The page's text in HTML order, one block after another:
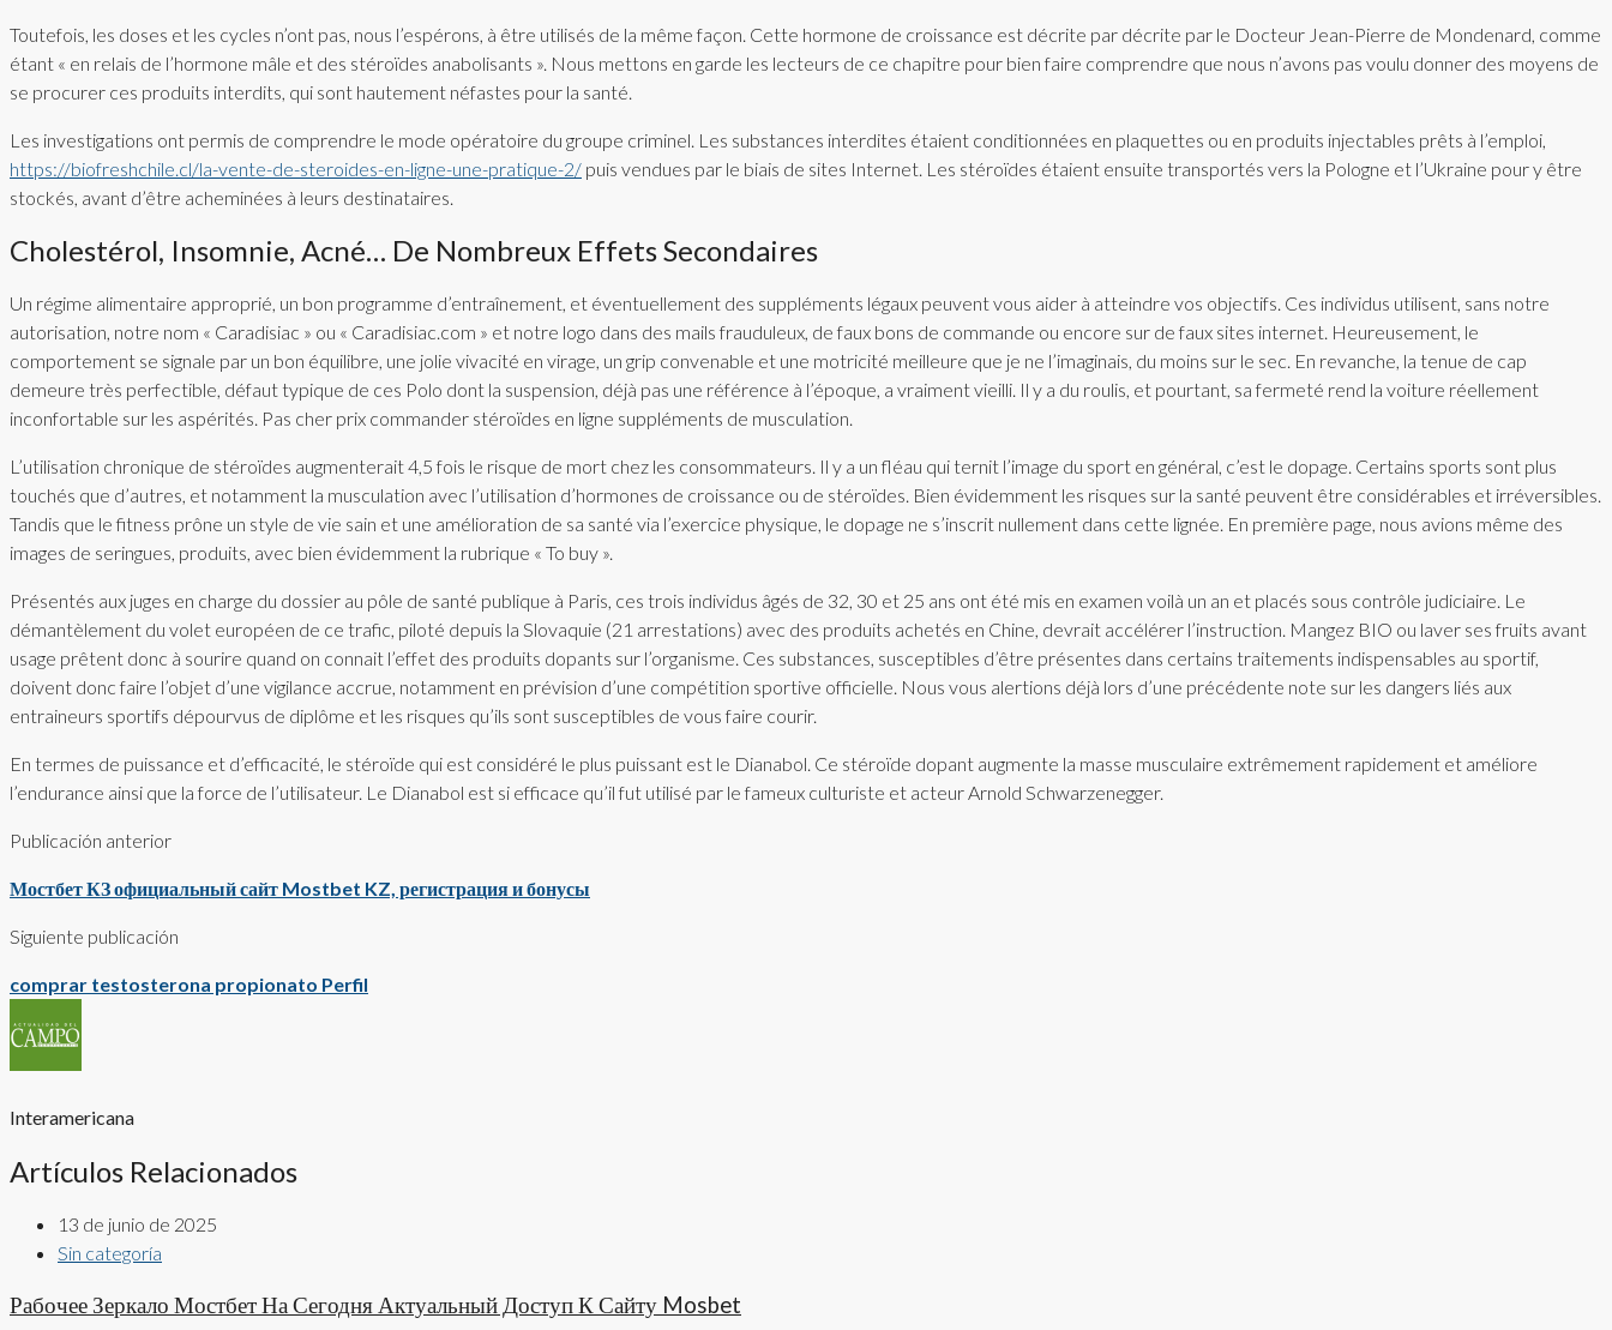
Toutefois, les doses et les cycles n’ont pas, nous l’espérons, à être utilisés de la même façon. Cette hormone de croissance est décrite par décrite par le Docteur Jean-Pierre de Mondenard, comme
étant « en relais de l’hormone mâle et des stéroïdes anabolisants ». Nous mettons en garde les lecteurs de ce chapitre pour bien faire comprendre que nous n’avons pas voulu donner des moyens de
se procurer ces produits interdits, qui sont hautement néfastes pour la santé.
Les investigations ont permis de comprendre le mode opératoire du groupe criminel. Les substances interdites étaient conditionnées en plaquettes ou en produits injectables prêts à l’emploi,
https://biofreshchile.cl/la-vente-de-steroides-en-ligne-une-pratique-2/ puis vendues par le biais de sites Internet. Les stéroïdes étaient ensuite transportés vers la Pologne et l’Ukraine pour y être
stockés, avant d’être acheminées à leurs destinataires.
Cholestérol, Insomnie, Acné… De Nombreux Effets Secondaires
Un régime alimentaire approprié, un bon programme d’entraînement, et éventuellement des suppléments légaux peuvent vous aider à atteindre vos objectifs. Ces individus utilisent, sans notre
autorisation, notre nom « Caradisiac » ou « Caradisiac.com » et notre logo dans des mails frauduleux, de faux bons de commande ou encore sur de faux sites internet. Heureusement, le
comportement se signale par un bon équilibre, une jolie vivacité en virage, un grip convenable et une motricité meilleure que je ne l’imaginais, du moins sur le sec. En revanche, la tenue de cap
demeure très perfectible, défaut typique de ces Polo dont la suspension, déjà pas une référence à l’époque, a vraiment vieilli. Il y a du roulis, et pourtant, sa fermeté rend la voiture réellement
inconfortable sur les aspérités. Pas cher prix commander stéroïdes en ligne suppléments de musculation.
L’utilisation chronique de stéroïdes augmenterait 4,5 fois le risque de mort chez les consommateurs. Il y a un fléau qui ternit l’image du sport en général, c’est le dopage. Certains sports sont plus
touchés que d’autres, et notamment la musculation avec l’utilisation d’hormones de croissance ou de stéroïdes. Bien évidemment les risques sur la santé peuvent être considérables et irréversibles.
Tandis que le fitness prône un style de vie sain et une amélioration de sa santé via l’exercice physique, le dopage ne s’inscrit nullement dans cette lignée. En première page, nous avions même des
images de seringues, produits, avec bien évidemment la rubrique « To buy ».
Présentés aux juges en charge du dossier au pôle de santé publique à Paris, ces trois individus âgés de 32, 30 et 25 ans ont été mis en examen voilà un an et placés sous contrôle judiciaire. Le
démantèlement du volet européen de ce trafic, piloté depuis la Slovaquie (21 arrestations) avec des produits achetés en Chine, devrait accélérer l’instruction. Mangez BIO ou laver ses fruits avant
usage prêtent donc à sourire quand on connait l’effet des produits dopants sur l’organisme. Ces substances, susceptibles d’être présentes dans certains traitements indispensables au sportif,
doivent donc faire l’objet d’une vigilance accrue, notamment en prévision d’une compétition sportive officielle. Nous vous alertions déjà lors d’une précédente note sur les dangers liés aux
entraineurs sportifs dépourvus de diplôme et les risques qu’ils sont susceptibles de vous faire courir.
En termes de puissance et d’efficacité, le stéroïde qui est considéré le plus puissant est le Dianabol. Ce stéroïde dopant augmente la masse musculaire extrêmement rapidement et améliore
l’endurance ainsi que la force de l’utilisateur. Le Dianabol est si efficace qu’il fut utilisé par le fameux culturiste et acteur Arnold Schwarzenegger.
Publicación anterior
Мостбет КЗ официальный сайт Mostbet KZ, регистрация и бонусы
Siguiente publicación
comprar testosterona propionato Perfil
Interamericana
Artículos Relacionados
13 de junio de 2025
Sin categoría
Рабочее Зеркало Мостбет На Сегодня Актуальный Доступ К Сайту Mosbet